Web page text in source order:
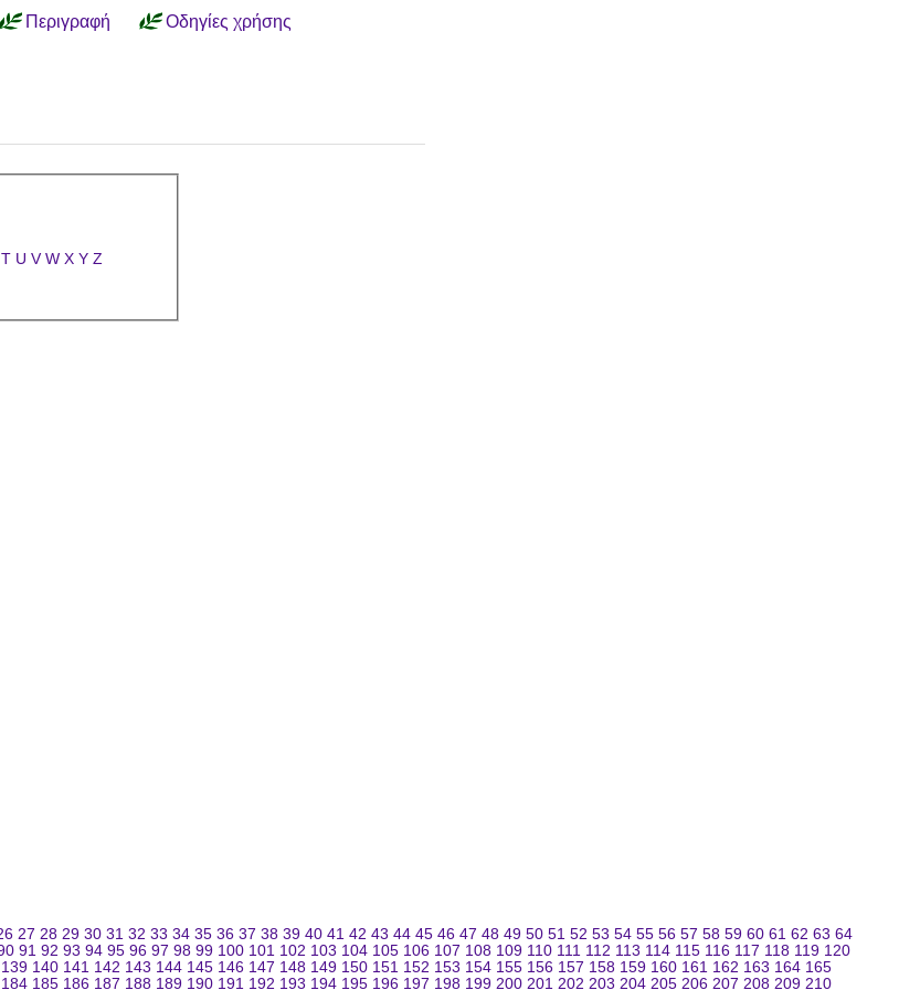
Περιγραφή Οδηγίες χρήσης
T U V W X Y Z
27 28 29 30 31 32 33 34 35 36 37 38 39 40 41 42 43 44 45 46 47 48 49 50 51 52 53 54 55 56 57 58 59 60 61 62 63 64
91 92 93 94 95 96 97 98 99 100 101 102 103 104 105 106 107 108 109 110 111 112 113 114 115 116 117 118 119 120
139 140 141 142 143 144 145 146 147 148 149 150 151 152 153 154 155 156 157 158 159 160 161 162 163 164 165
184 185 186 187 188 189 190 191 192 193 194 195 196 197 198 199 200 201 202 203 204 205 206 207 208 209 210